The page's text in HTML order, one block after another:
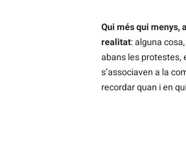
Qui més qui menys,
realitat: alguna
abans les protestes,
s’associaven a la
recordar quan i en